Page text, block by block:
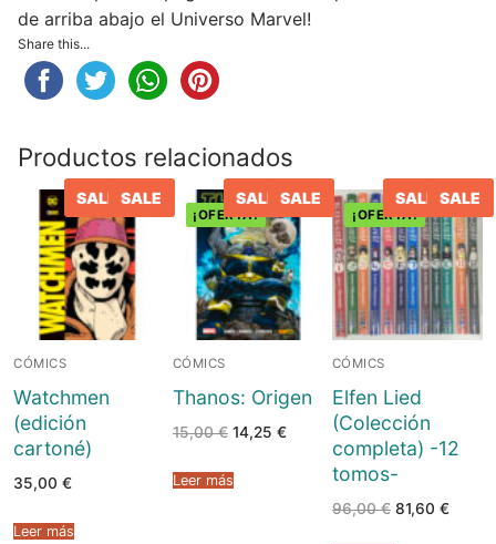
de arriba abajo el Universo Marvel!
Share this...
Productos relacionados
CÓMICS
SALE SALE
Watchmen
(edición
cartoné)
35,00 €
Leer más
¡OFERTA!
CÓMICS
SALE SALE
Thanos: Origen
15,00€ El
precio
era:
15,00 €.
14,25 €El
Leer más
¡OFERTA!
CÓMICS
SALE SALE
Elfen Lied
(Colección
completa) -12
tomos-
96,00€ El
precio
81,60 €El